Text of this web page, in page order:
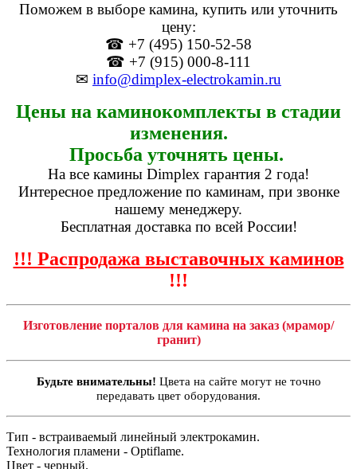
Поможем в выборе камина, купить или уточнить
цену:
☎ +7 (495) 150-52-58
☎ +7 (915) 000-8-111
✉ info@dimplex-electrokamin.ru
Цены на каминокомплекты в стадии
изменения.
Просьба уточнять цены.
На все камины Dimplex гарантия 2 года!
Интересное предложение по каминам, при звонке
нашему менеджеру.
Бесплатная доставка по всей России!
!!! Распродажа выставочных каминов
!!!
Изготовление порталов для камина на заказ (мрамор/
гранит)
Будьте внимательны! Цвета на сайте могут не точно
передавать цвет оборудования.
Тип - встраиваемый линейный электрокамин.
Технология пламени - Optiflame.
Цвет - черный.